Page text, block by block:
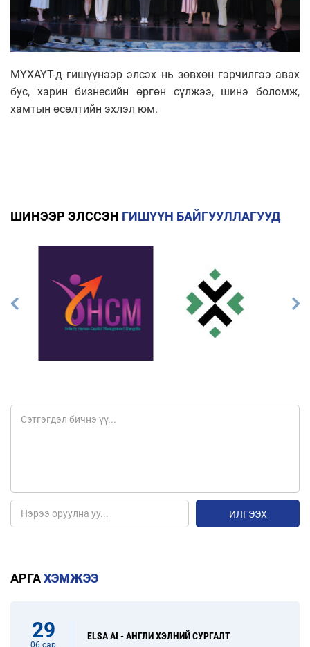
МҮХАҮТ-д гишүүнээр элсэх нь зөвхөн гэрчилгээ авах
бус, харин бизнесийн өргөн сүлжээ, шинэ боломж,
хамтын өсөлтийн эхлэл юм.
ШИНЭЭР ЭЛССЭН ГИШҮҮН БАЙГУУЛЛАГУУД
ИЛГЭЭХ
АРГАХЭМЖЭЭ
29
06 сар
ELSA AI - АНГЛИ ХЭЛНИЙ СУРГАЛТ